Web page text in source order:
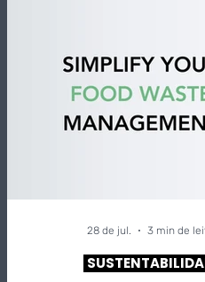
28 de jul. 3 min de